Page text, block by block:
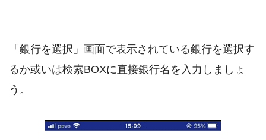
「銀行を選択」画面で表示されている銀行を選択す
るか或いは検索BOXに直接銀行名を入力しましょ
う。